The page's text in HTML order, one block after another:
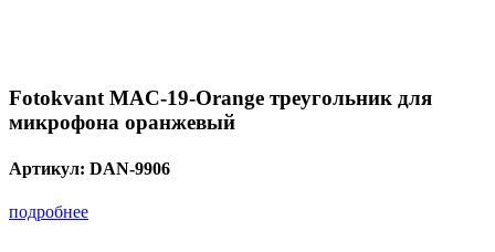
Fotokvant MAC-19-Orange треугольник для
микрофона оранжевый
Артикул: DAN-9906
подробнее